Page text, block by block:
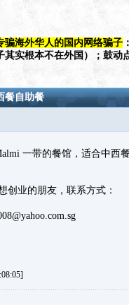
骗海外华人的国内网络骗子
其实根本不在外国）；鼓
餐自助餐
一带的餐馆，适合中西
创业的朋友，联系方式：